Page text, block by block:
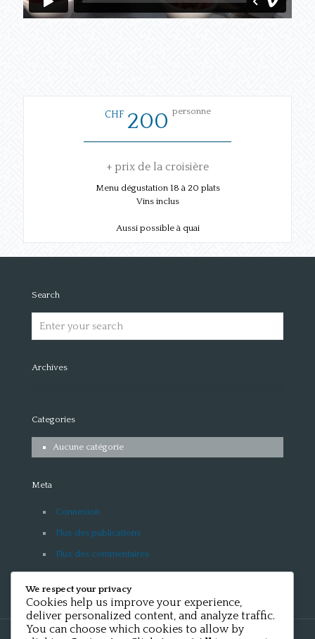
CHF 200 personne
+ prix de la croisière
Menu dégustation 18 à 20 plats
Vins inclus
Aussi possible à quai
Search
Archives
Categories
Aucune catégorie
Meta
Connexion
Flux des publications
Flux des commentaires
Site de WordPress-FR
We respect your privacy
Cookies help us improve your experience,
deliver personalized content, and analyze traffic.
You can choose which cookies to allow by